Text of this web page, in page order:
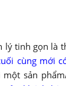
tinh gọn là
cùng mới
một sản